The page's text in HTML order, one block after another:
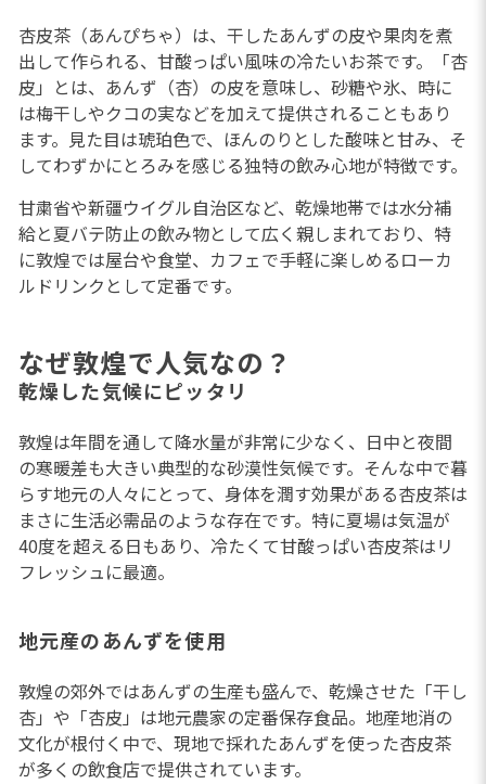
杏皮茶（あんぴちゃ）は、干したあんずの皮や果肉を煮
出して作られる、甘酸っぱい風味の冷たいお茶です。「杏
皮」とは、あんず（杏）の皮を意味し、砂糖や氷、時に
は梅干しやクコの実などを加えて提供されることもあり
ます。見た目は琥珀色で、ほんのりとした酸味と甘み、そ
してわずかにとろみを感じる独特の飲み心地が特徴です。
甘粛省や新疆ウイグル自治区など、乾燥地帯では水分補
給と夏バテ防止の飲み物として広く親しまれており、特
に敦煌では屋台や食堂、カフェで手軽に楽しめるローカ
ルドリンクとして定番です。
なぜ敦煌で人気なの？
乾燥した気候にピッタリ
敦煌は年間を通して降水量が非常に少なく、日中と夜間
の寒暖差も大きい典型的な砂漠性気候です。そんな中で暮
らす地元の人々にとって、身体を潤す効果がある杏皮茶は
まさに生活必需品のような存在です。特に夏場は気温が
40度を超える日もあり、冷たくて甘酸っぱい杏皮茶はリ
フレッシュに最適。
地元産のあんずを使用
敦煌の郊外ではあんずの生産も盛んで、乾燥させた「干し
杏」や「杏皮」は地元農家の定番保存食品。地産地消の
文化が根付く中で、現地で採れたあんずを使った杏皮茶
が多くの飲食店で提供されています。